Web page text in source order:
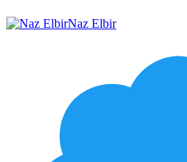
Naz Elbir